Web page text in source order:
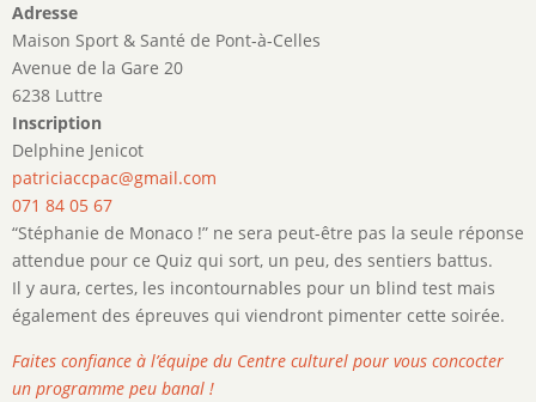
Adresse
Maison Sport & Santé de Pont-à-Celles
Avenue de la Gare 20
6238 Luttre
Inscription
Delphine Jenicot
patriciaccpac@gmail.com
071 84 05 67
“Stéphanie de Monaco !” ne sera peut-être pas la seule réponse
attendue pour ce Quiz qui sort, un peu, des sentiers battus.
Il y aura, certes, les incontournables pour un blind test mais
également des épreuves qui viendront pimenter cette soirée.
Faites confiance à l’équipe du Centre culturel pour vous concocter
un programme peu banal !